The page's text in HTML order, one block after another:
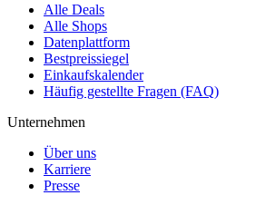
Alle Deals
Alle Shops
Datenplattform
Bestpreissiegel
Einkaufskalender
Häufig gestellte Fragen (FAQ)
Unternehmen
Über uns
Karriere
Presse